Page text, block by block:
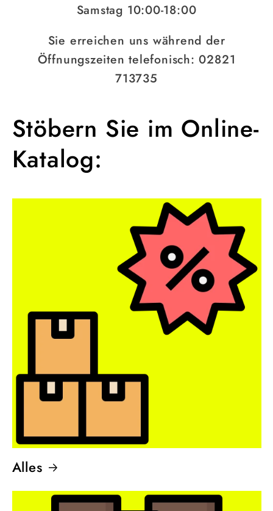
Samstag 10:00-18:00
Sie erreichen uns während der
Öffnungszeiten telefonisch: 02821
713735
Stöbern Sie im Online-
Katalog:
Alles